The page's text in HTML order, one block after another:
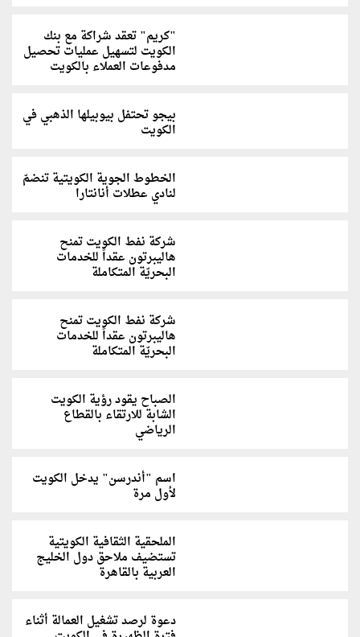
"كريم" تعقد شراكة مع بنك
الكويت لتسهيل عمليات تحصيل
مدفوعات العملاء بالكويت
بيجو تحتفل بيوبيلها الذهبي في
الكويت
الخطوط الجوية الكويتية تنضمّ
لنادي عطلات أنانتارا
شركة نفط الكويت تمنح
هاليبرتون عقداً للخدمات
البحريّة المتكاملة
شركة نفط الكويت تمنح
هاليبرتون عقداً للخدمات
البحريّة المتكاملة
الصباح يقود رؤية الكويت
الشابة للارتقاء بالقطاع
الرياضي
اسم "أندرسن" يدخل الكويت
لأول مرة
الملحقية الثقافية الكويتية
تستضيف ملاحق دول الخليج
العربية بالقاهرة
دعوة لرصد تشغيل العمالة أثناء